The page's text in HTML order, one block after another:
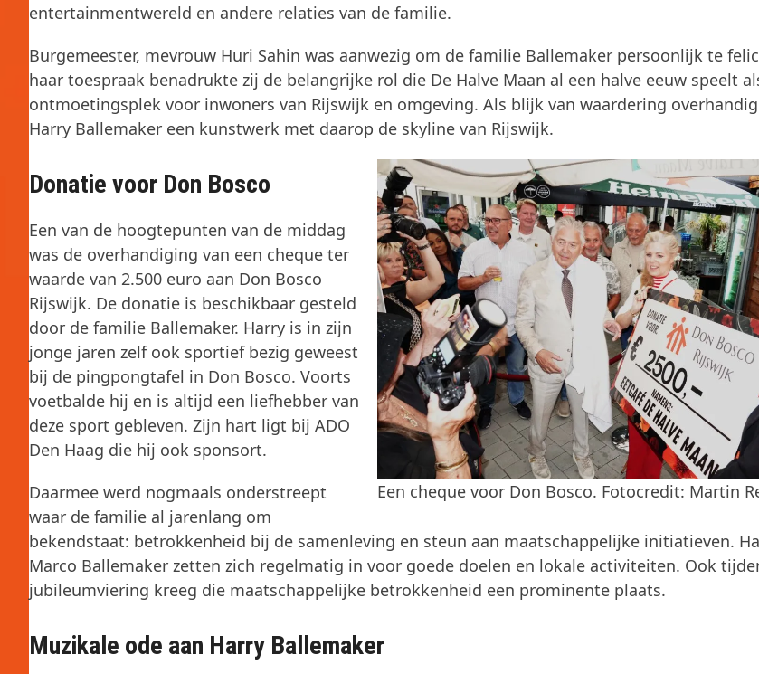
entertainmentwereld en andere relaties van de familie.
Burgemeester, mevrouw Huri Sahin was aanwezig om de familie Ballemaker persoonlijk te
haar toespraak benadrukte zij de belangrijke rol die De Halve Maan al een halve eeuw speelt
ontmoetingsplek voor inwoners van Rijswijk en omgeving. Als blijk van waardering
Harry Ballemaker een kunstwerk met daarop de skyline van Rijswijk.
Een cheque voor Don Bosco. Fotocredit: Martin
Donatie voor Don Bosco
Een van de hoogtepunten van de middag
was de overhandiging van een cheque ter
waarde van 2.500 euro aan Don Bosco
Rijswijk. De donatie is beschikbaar gesteld
door de familie Ballemaker. Harry is in zijn
jonge jaren zelf ook sportief bezig geweest
bij de pingpongtafel in Don Bosco. Voorts
voetbalde hij en is altijd een liefhebber van
deze sport gebleven. Zijn hart ligt bij ADO
Den Haag die hij ook sponsort.
Daarmee werd nogmaals onderstreept
waar de familie al jarenlang om
bekendstaat: betrokkenheid bij de samenleving en steun aan maatschappelijke initiatieven.
Marco Ballemaker zetten zich regelmatig in voor goede doelen en lokale activiteiten. Ook
jubileumviering kreeg die maatschappelijke betrokkenheid een prominente plaats.
Muzikale ode aan Harry Ballemaker